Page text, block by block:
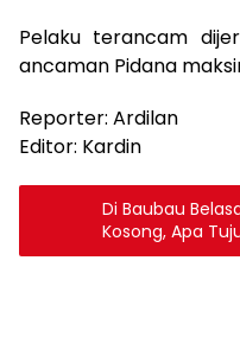
Pelaku terancam
ancaman Pidana
Reporter: Ardilan
Editor: Kardin
Di Baubau
Kosong, Apa